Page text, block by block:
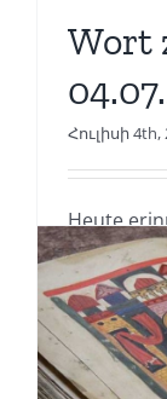
Wort
Հուլիսի 4th,
Heute
Read More